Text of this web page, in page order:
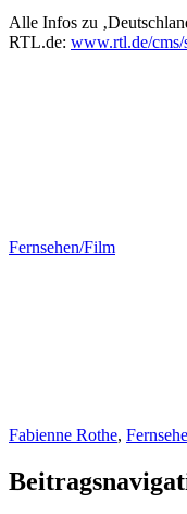
Alle Infos zu
RTL.de: www.rtl.de/cms/
Fernsehen/Film
Fabienne Rothe,